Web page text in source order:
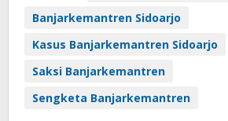
Banjarkemantren Sidoarjo
Kasus Banjarkemantren Sidoarjo
Saksi Banjarkemantren
Sengketa Banjarkemantren